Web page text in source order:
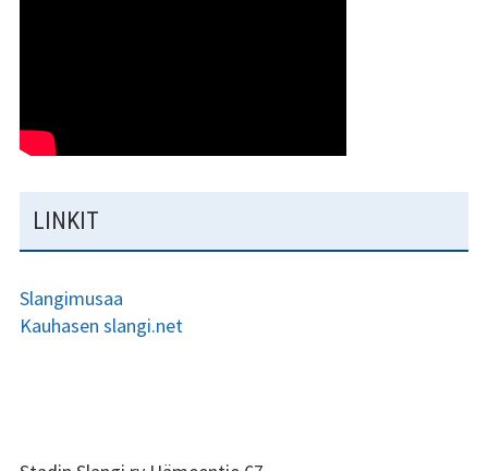
LINKIT
Slangimusaa
Kauhasen slangi.net